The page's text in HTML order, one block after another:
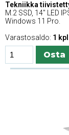
Tekniikka
M.2 SSD, 14'' LED
Windows 11 Pro.
Varastosaldo: 1 kpl